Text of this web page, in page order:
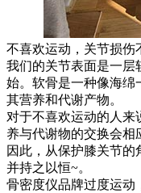
不喜欢运动，关节损伤
我们的关节表面是一层
始。软骨是一种像海绵
其营养和代谢产物。
对于不喜欢运动的人
养与代谢物的交换会相
因此，从保护膝关节
并持之以恒~。
骨密度仪品牌过度运动